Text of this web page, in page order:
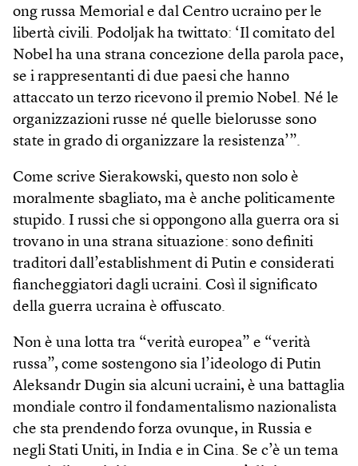
ong russa Memorial e dal Centro ucraino per le
libertà civili. Podoljak ha twittato: ‘Il comitato del
Nobel ha una strana concezione della parola pace,
se i rappresentanti di due paesi che hanno
attaccato un terzo ricevono il premio Nobel. Né le
organizzazioni russe né quelle bielorusse sono
state in grado di organizzare la resistenza’”.
Come scrive Sierakowski, questo non solo è
moralmente sbagliato, ma è anche politicamente
stupido. I russi che si oppongono alla guerra ora si
trovano in una strana situazione: sono definiti
traditori dall’establishment di Putin e considerati
fiancheggiatori dagli ucraini. Così il significato
della guerra ucraina è offuscato.
Non è una lotta tra “verità europea” e “verità
russa”, come sostengono sia l’ideologo di Putin
Aleksandr­ Dugin sia alcuni ucraini, è una battaglia
mondiale contro il fondamentalismo nazionalista
che sta prendendo forza ovunque, in Russia e
negli Stati Uniti, in India e in Cina. Se c’è un tema